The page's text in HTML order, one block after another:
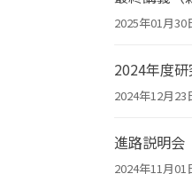
2025年01月30
2024年度研
2024年12月23
進路説明会
2024年11月01